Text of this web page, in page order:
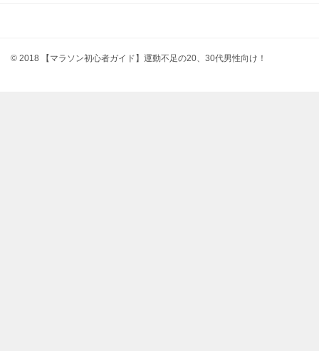
© 2018 【マラソン初心者ガイド】運動不足の20、30代男性向け！